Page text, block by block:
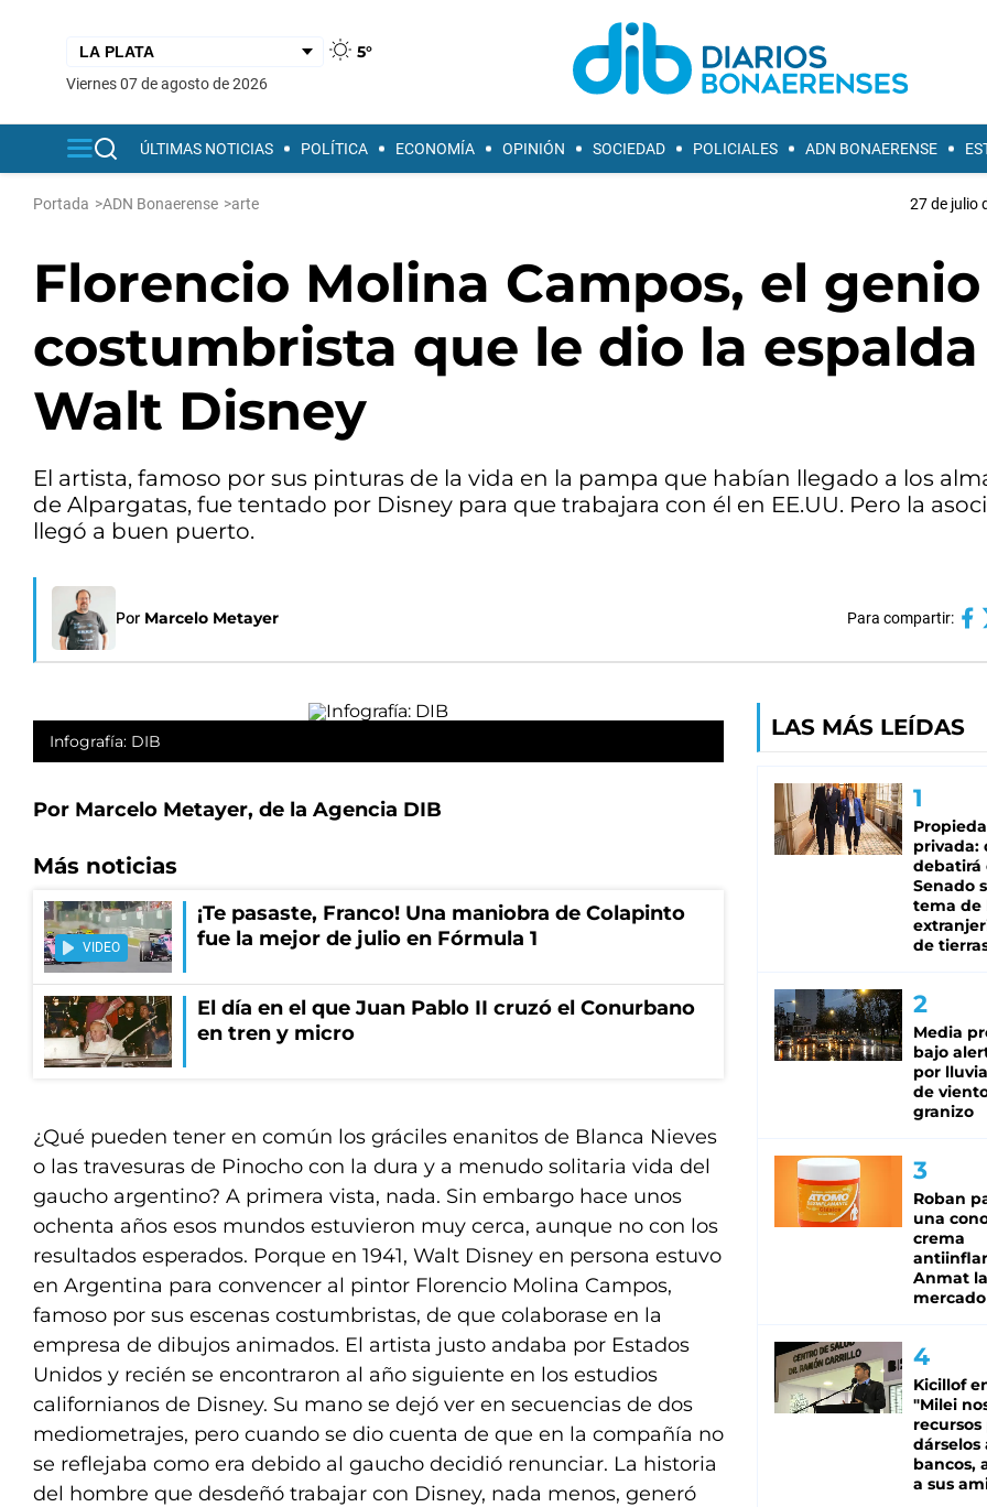
5°
viernes 07 de agosto de 2026
ÚLTIMAS NOTICIAS POLÍTICA ECONOMÍA OPINIÓN SOCIEDAD POLICIALES ADN BONAERENSE
Portada >ADN Bonaerense >arte 27 de julio
Florencio Molina Campos, el genio
costumbrista que le dio la espalda
Walt Disney
El artista, famoso por sus pinturas de la vida en la pampa que habían llegado a los
de Alpargatas, fue tentado por Disney para que trabajara con él en EE.UU. Pero la
llegó a buen puerto.
Por Marcelo Metayer Para compartir:
Infografía: DIB
Por Marcelo Metayer, de la Agencia DIB
Más noticias
VIDEO
¡Te pasaste, Franco! Una maniobra de Colapinto
fue la mejor de julio en Fórmula 1
El día en el que Juan Pablo II cruzó el Conurbano
en tren y micro
¿Qué pueden tener en común los gráciles enanitos de Blanca Nieves
o las travesuras de Pinocho con la dura y a menudo solitaria vida del
gaucho argentino? A primera vista, nada. Sin embargo hace unos
ochenta años esos mundos estuvieron muy cerca, aunque no con los
resultados esperados. Porque en 1941, Walt Disney en persona estuvo
en Argentina para convencer al pintor Florencio Molina Campos,
famoso por sus escenas costumbristas, de que colaborase en la
empresa de dibujos animados. El artista justo andaba por Estados
Unidos y recién se encontraron al año siguiente en los estudios
californianos de Disney. Su mano se dejó ver en secuencias de dos
mediometrajes, pero cuando se dio cuenta de que en la compañía no
se reflejaba como era debido al gaucho decidió renunciar. La historia
del hombre que desdeñó trabajar con Disney, nada menos, generó
LAS MÁS LEÍDAS
privada:
debatirá
Senado
tema de
de
Media
bajo
por
de
granizo
Roban
una
crema
Anmat
mercado
Kicillof
"Milei
recursos
dárselos
bancos,
a sus